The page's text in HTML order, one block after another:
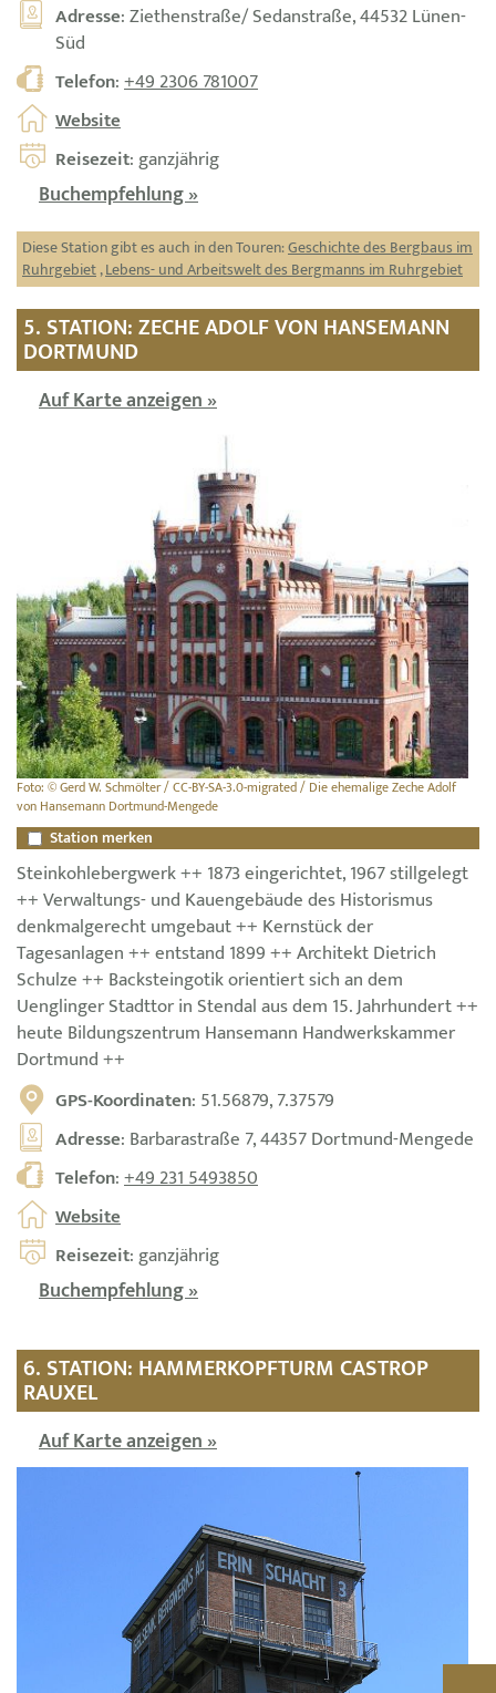
Adresse: Ziethenstraße/ Sedanstraße, 44532 Lünen-
Süd
Telefon:+49 2306 781007
Website
Reisezeit: ganzjährig
Buchempfehlung »
Diese Station gibt es auch in den Touren:Geschichte des Bergbaus im
Ruhrgebiet,Lebens- und Arbeitswelt des Bergmanns im Ruhrgebiet
5. STATION: ZECHE ADOLF VON HANSEMANN
DORTMUND
Auf Karte anzeigen »
Foto: © Gerd W. Schmölter / CC-BY-SA-3.0-migrated / Die ehemalige Zeche Adolf
von Hansemann Dortmund-Mengede
Station merken
Steinkohlebergwerk ++ 1873 eingerichtet, 1967 stillgelegt
++ Verwaltungs- und Kauengebäude des Historismus
denkmalgerecht umgebaut ++ Kernstück der
Tagesanlagen ++ entstand 1899 ++ Architekt Dietrich
Schulze ++ Backsteingotik orientiert sich an dem
Uenglinger Stadttor in Stendal aus dem 15. Jahrhundert ++
heute Bildungszentrum Hansemann Handwerkskammer
Dortmund ++
GPS-Koordinaten: 51.56879, 7.37579
Adresse: Barbarastraße 7, 44357 Dortmund-Mengede
Telefon:+49 231 5493850
Website
Reisezeit: ganzjährig
Buchempfehlung »
6. STATION: HAMMERKOPFTURM CASTROP
RAUXEL
Auf Karte anzeigen »